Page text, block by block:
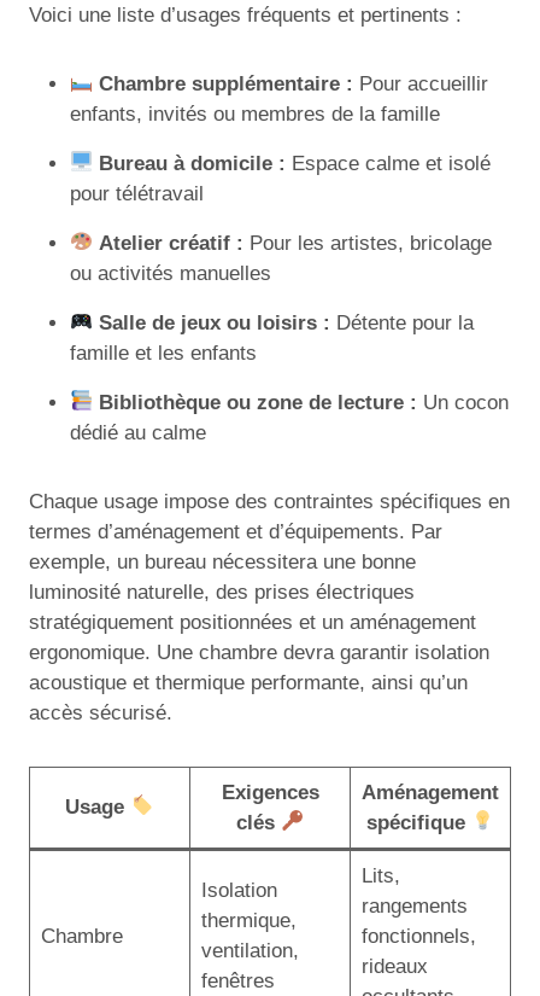
Voici une liste d’usages fréquents et pertinents :
Chambre supplémentaire : Pour accueillir
enfants, invités ou membres de la famille
Bureau à domicile : Espace calme et isolé
pour télétravail
Atelier créatif : Pour les artistes, bricolage
ou activités manuelles
Salle de jeux ou loisirs : Détente pour la
famille et les enfants
Bibliothèque ou zone de lecture : Un cocon
dédié au calme
Chaque usage impose des contraintes spécifiques en
termes d’aménagement et d’équipements. Par
exemple, un bureau nécessitera une bonne
luminosité naturelle, des prises électriques
stratégiquement positionnées et un aménagement
ergonomique. Une chambre devra garantir isolation
acoustique et thermique performante, ainsi qu’un
accès sécurisé.
Usage
Exigences
clés
Aménagement
spécifique
Chambre
Isolation
thermique,
ventilation,
fenêtres
Lits,
rangements
fonctionnels,
rideaux